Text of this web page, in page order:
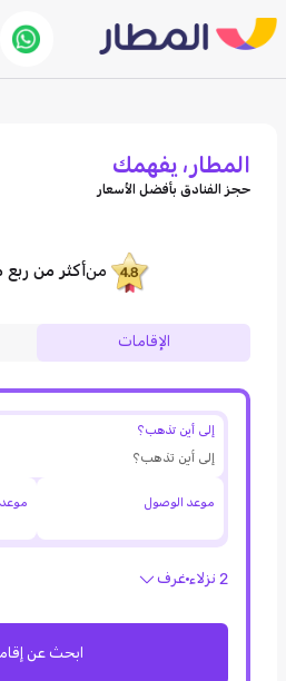
المطار، يفهمك
حجز الفنادق بأفضل الأسعار
منأكثر من ربع
الإقامات
إلى أين تذهب؟
موعد الوصول موعد
2 نزلاء غرف
ابحث عن